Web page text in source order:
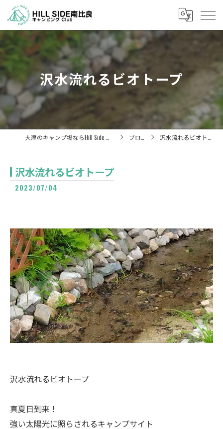
沢水流れるビオトープ
ブログ 沢水流れるビオトープ
沢水流れるビオトープ
2023/07/04
沢水流れるビオトープ
真夏日到来！
強い太陽光に照らされるキャンプサイト